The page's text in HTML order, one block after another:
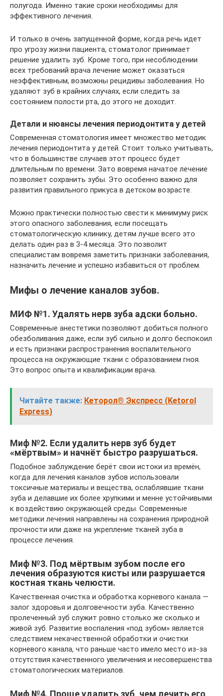
полугода. Именно такие сроки необходимы для
эффективного лечения.
И только в очень запущенной форме, когда речь идет
про угрозу жизни пациента, стоматолог принимает
решение удалить зуб. Кроме того, при несоблюдении
всех требований врача лечение может оказаться
неэффективным, возможны рецидивы заболевания. Но
удаляют зуб в крайних случаях, если следить за
состоянием полости рта, до этого не доходит.
Детали и нюансы лечения периодонтита у детей
Современная стоматология имеет множество методик
лечения периодонтита у детей. Стоит только учитывать,
что в большинстве случаев этот процесс будет
длительным по времени. Зато вовремя начатое лечение
позволяет сохранить зубы. Это особенно важно для
развития правильного прикуса в детском возрасте.
Можно практически полностью свести к минимуму риск
этого опасного заболевания, если посещать
стоматологическую клинику, детям лучше всего это
делать один раз в 3-4 месяца. Это позволит
специалистам вовремя заметить признаки заболевания,
назначить лечение и успешно избавиться от проблем.
Мифы о лечение каналов зубов.
МИФ №1. Удалять нерв зуба адски больно.
Современные анестетики позволяют добиться полного
обезболивания даже, если зуб сильно и долго беспокоил
и есть признаки распространения воспалительного
процесса на окружающие ткани с образованием гноя.
Это вопрос опыта и квалификации врача.
Читайте также: Кеторол® Экспресс (Ketorol
Express)
Миф №2. Если удалить нерв зуб будет
«мёртвым» и начнёт быстро разрушаться.
Подобное заблуждение берёт свои истоки из времён,
когда для лечения каналов зубов использовали
токсичные материалы и вещества, ослаблявшие ткани
зуба и делавшие их более хрупкими и менне устойчивыми
к воздействию окружающей среды. Современные
методики лечения направлены на сохранения природной
прочности или даже на укрепление тканей зуба в
процессе лечения.
Миф №3. Под мёртвым зубом после его
лечения образуются кисты или разрушается
костная ткань челюсти.
Качественная очистка и обработка корневого канала —
залог здоровья и долговечности зуба. Качественно
пролеченный зуб служит ровно столько же сколько и
живой зуб. Развитие воспаления «под зубом» является
следствием некачественной обработки и очистки
корневого канала, что раньше часто имело место из-за
отсутствия качественного увеличения и несовершенства
стоматологических материалов.
Миф №4. Проще удалить зуб, чем лечить его